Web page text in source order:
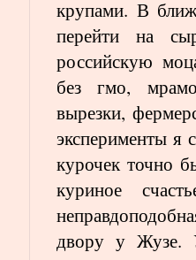
крупами. В
перейти на
российскую
без гмо,
вырезки,
эксперименты я
курочек точно
куриное
двору у Жузе.